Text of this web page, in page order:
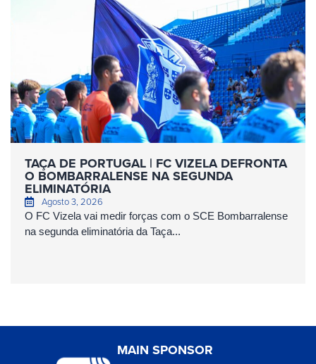
TAÇA DE PORTUGAL | FC VIZELA DEFRONTA
O BOMBARRALENSE NA SEGUNDA
ELIMINATÓRIA
Agosto 3, 2026
O FC Vizela vai medir forças com o SCE Bombarralense
na segunda eliminatória da Taça...
MAIN SPONSOR